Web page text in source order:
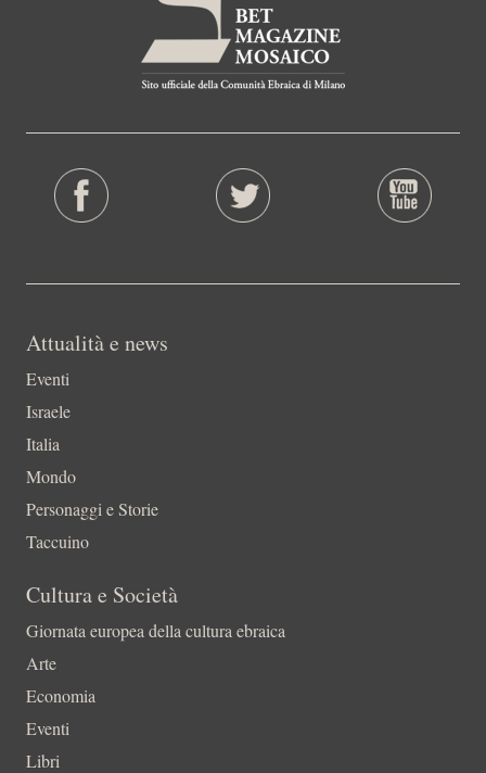
Attualità e news
Eventi
Israele
Italia
Mondo
Personaggi e Storie
Taccuino
Cultura e Società
Giornata europea della cultura ebraica
Arte
Economia
Eventi
Libri